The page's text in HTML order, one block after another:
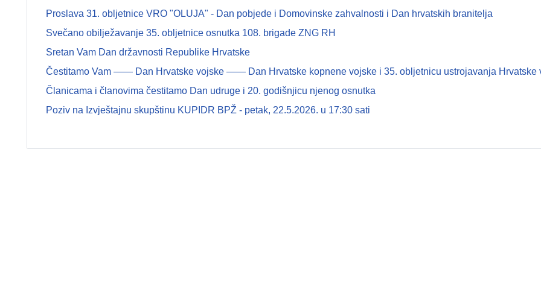
Proslava 31. obljetnice VRO "OLUJA" - Dan pobjede i Domovinske zahvalnosti i Dan hrvatskih branitelja
Svečano obilježavanje 35. obljetnice osnutka 108. brigade ZNG RH
Sretan Vam Dan državnosti Republike Hrvatske
Čestitamo Vam —— Dan Hrvatske vojske —— Dan Hrvatske kopnene vojske i 35. obljetnicu ustrojavanja Hrvatske
Članicama i članovima čestitamo Dan udruge i 20. godišnjicu njenog osnutka
Poziv na Izvještajnu skupštinu KUPIDR BPŽ - petak, 22.5.2026. u 17:30 sati